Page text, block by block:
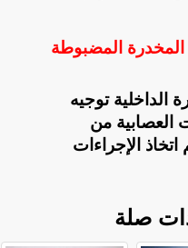
المخدرة المضبوطة
الداخلية توجيه
العصابية من
الإجراءات
صلة